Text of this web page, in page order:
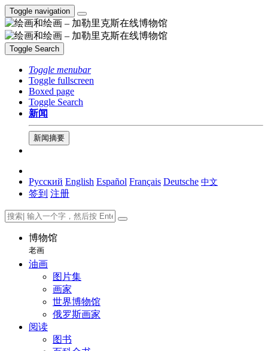
Toggle navigation
Toggle Search
Toggle menubar
Toggle fullscreen
Boxed page
Toggle Search
新闻
新闻摘要
Русский English Español Français Deutsche 中文
签到 注册
博物馆
老画
油画
图片集
画家
世界博物馆
俄罗斯画家
阅读
图书